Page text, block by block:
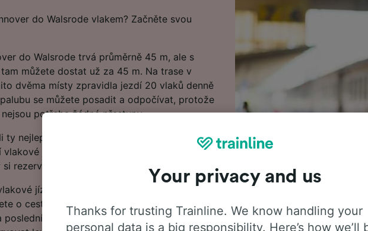
do Walsrode vlakem? Začněte svou
do Walsrode trvá průměrně 45 m, ale s
můžete dostat už za 45 m. Na trase v
dvěma místy zpravidla jezdí 20 vlaků denně
se můžete posadit a odpočívat, protože
potřeba žádné přestupy.
ty nejlepší nabídky, v našem Plánovači cest,
jízdenky z Hannover do Walsrode.
rezervujete jízdenky, tím víc ušetříte.
jízdenky hned? Začněte hledat u nás
o cestě vědět více, podívejte se na jízdní
posledních odjezdů vlaků), často kladené
Your privacy and us
Thanks for trusting Trainline. We know handling your
personal data is a big responsibility. Here’s how we’ll